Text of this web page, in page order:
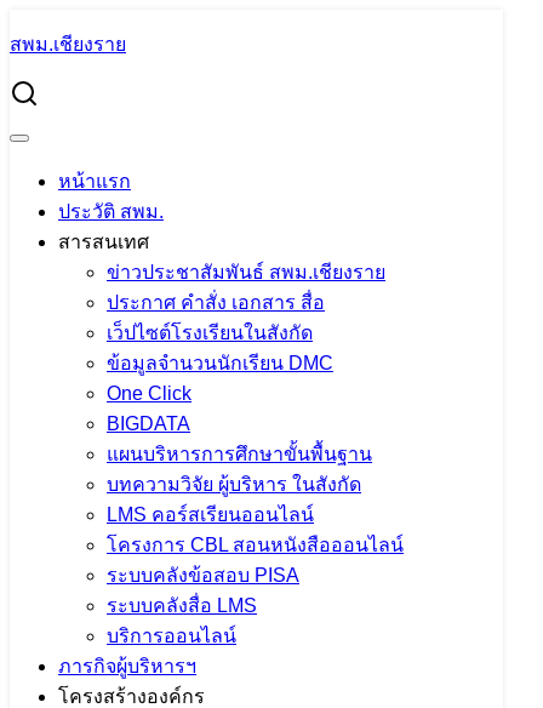
to
content
สพม.เชียงราย
หน้าแรก
ประวัติ สพม.
สารสนเทศ
ข่าวประชาสัมพันธ์ สพม.เชียงราย
ประกาศ คำสั่ง เอกสาร สื่อ
เว็ปไซต์โรงเรียนในสังกัด
ข้อมูลจำนวนนักเรียน DMC
One Click
BIGDATA
แผนบริหารการศึกษาขั้นพื้นฐาน
บทความวิจัย ผู้บริหาร ในสังกัด
LMS คอร์สเรียนออนไลน์
โครงการ CBL สอนหนังสือออนไลน์
ระบบคลังข้อสอบ PISA
ระบบคลังสื่อ LMS
บริการออนไลน์
ภารกิจผู้บริหารฯ
โครงสร้างองค์กร
for:
ขอความอนุเคราะห์ประชาสัมพันธ์โครงการกาดละอ่อน
เชียงราย ครั้งที่ 5
ขอความอนุเคราะห์ประชาสัมพันธ์
โครงการกาดละอ่อนเชียงราย ครั้งที่ 5
16 มีนาคม 202316 มีนาคม 2023
สพม.เชียงราย
ปชส. จาก ใน-นอก
จำนวนผู้ชม: 1,325
เนื้อหาอื่นๆ